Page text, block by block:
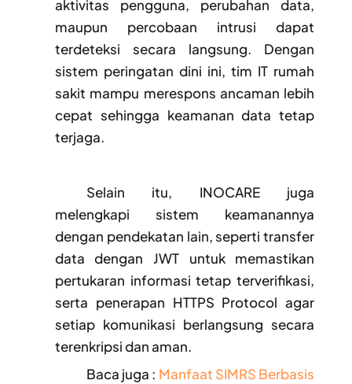
aktivitas pengguna, perubahan data,
maupun percobaan intrusi dapat
terdeteksi secara langsung. Dengan
sistem peringatan dini ini, tim IT rumah
sakit mampu merespons ancaman lebih
cepat sehingga keamanan data tetap
terjaga.
Selain itu, INOCARE juga
melengkapi sistem keamanannya
dengan pendekatan lain, seperti transfer
data dengan JWT untuk memastikan
pertukaran informasi tetap terverifikasi,
serta penerapan HTTPS Protocol agar
setiap komunikasi berlangsung secara
terenkripsi dan aman.
Baca juga : Manfaat SIMRS Berbasis